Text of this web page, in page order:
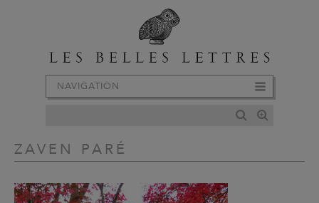
NAVIGATION
ZAVEN PARÉ